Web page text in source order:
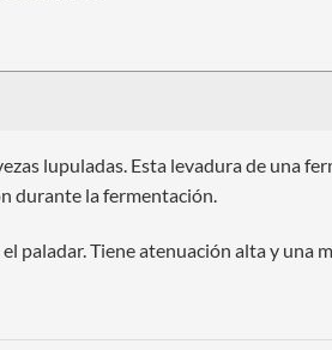
lupuladas. Esta levadura de una
durante la fermentación.
paladar. Tiene atenuación alta y una